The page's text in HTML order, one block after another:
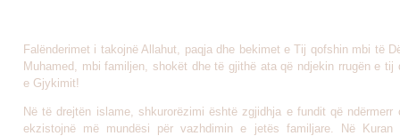
Falënderimet i takojnë Allahut, paqja dhe bekimet e Tij qofshin mbi të
Muhamed, mbi familjen, shokët dhe të gjithë ata që ndjekin rrugën e tij
e Gjykimit!
Në të drejtën islame, shkurorëzimi është zgjidhja e fundit që
ekzistojnë më mundësi për vazhdimin e jetës familjare. Në Kuran